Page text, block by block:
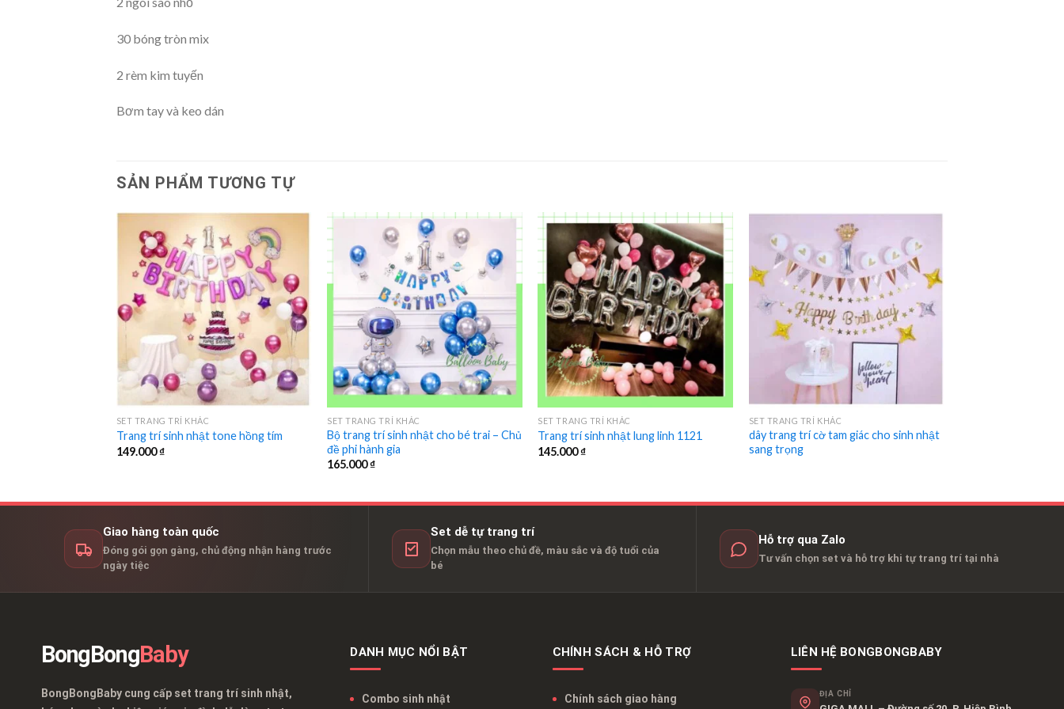
30 bóng tròn mix
2 rèm kim tuyến
Bơm tay và keo dán
SẢN PHẨM TƯƠNG TỰ
SET TRANG TRÍ KHÁC
Trang trí sinh nhật tone hồng tím
149.000₫
SET TRANG TRÍ KHÁC
Bộ trang trí sinh nhật cho bé trai – Chủ
đề phi hành gia
165.000₫
SET TRANG TRÍ KHÁC
Trang trí sinh nhật lung linh 1121
145.000₫
SET TRANG TRÍ KHÁC
dây trang trí cờ tam giác cho sinh nhật
sang trọng
Giao hàng toàn quốc
Đóng gói gọn gàng, chủ động nhận hàng trước
ngày tiệc
Set dễ tự trang trí
Chọn mẫu theo chủ đề, màu sắc và độ tuổi của
bé
Hỗ trợ qua Zalo
Tư vấn chọn set và hỗ trợ khi tự trang trí tại nhà
BongBongBaby
BongBongBaby cung cấp set trang trí sinh nhật,
DANH MỤC NỔI BẬT
Combo sinh nhật
CHÍNH SÁCH & HỖ TRỢ
Chính sách giao hàng
LIÊN HỆ BONGBONGBABY
ĐỊA CHỈ